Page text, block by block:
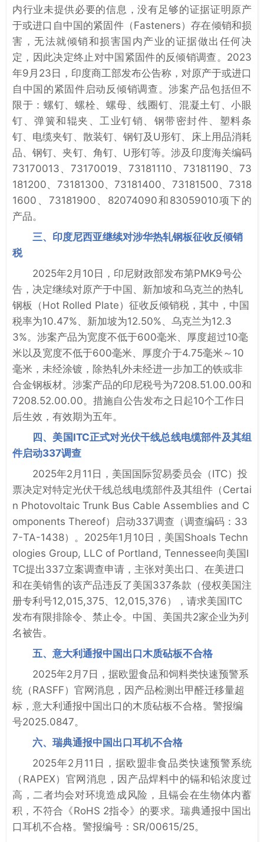
内行业未提供必要的信息，没有足够的证据证明原产
于或进口自中国的紧固件（Fasteners）存在倾销和损
害，无法就倾销和损害国内产业的证据做出任何决
定，因此决定终止对中国紧固件的反倾销调查。2023
年9月23日，印度商工部发布公告称，对原产于或进口
自中国的紧固件启动反倾销调查。涉案产品包括但不
限于：螺钉、螺栓、螺母、线圈钉、混凝土钉、小眼
钉、弹簧和辊夹、工业钉销、钢带密封件、塑料条
钉、电缆夹钉、散装钉、钢钉及U形钉、床上用品消耗
品、钢钉、夹钉、角钉、U形钉等。涉及印度海关编码
73170013、73170019、73181110、73181190、73
181200、73181300、73181400、73181500、7318
1600、73181900、82074090和83059010项下的
产品。
三、印度尼西亚继续对涉华热轧钢板征收反倾销
税
2025年2月10日，印尼财政部发布第PMK9号公
告，决定继续对原产于中国、新加坡和乌克兰的热轧
钢板（Hot Rolled Plate）征收反倾销税，其中，中国
税率为10.47%、新加坡为12.50%、乌克兰为12.3
3%。涉案产品为宽度不低于600毫米、厚度超过10毫
米以及宽度不低于600毫米、厚度介于4.75毫米～10
毫米，未经涂镀，除热轧外未经进一步加工的铁或非
合金钢板材。涉案产品的印尼税号为7208.51.00.00和
7208.52.00.00。措施自公告发布之日起10个工作日
后生效，有效期为五年。
四、美国ITC正式对光伏干线总线电缆部件及其组
件启动337调查
2025年2月11日，美国国际贸易委员会（ITC）投
票决定对特定光伏干线总线电缆部件及其组件（Certai
n Photovoltaic Trunk Bus Cable Assemblies and C
omponents Thereof）启动337调查（调查编码：33
7-TA-1438）。2025年1月10日，美国Shoals Techn
ologies Group, LLC of Portland, Tennessee向美国I
TC提出337立案调查申请，主张对美出口、在美进口
和在美销售的该产品违反了美国337条款（侵权美国注
册专利号12,015,375、12,015,376），请求美国ITC
发布有限排除令、禁止令。中国、美国共2家企业为列
名被告。
五、意大利通报中国出口木质砧板不合格
2025年2月7日，据欧盟食品和饲料类快速预警系
统（RASFF）官网消息，因产品检测出甲醛迁移量超
标，意大利通报中国出口的木质砧板不合格。警报编
号2025.0847。
六、瑞典通报中国出口耳机不合格
2025年2月11日，据欧盟非食品类快速预警系统
（RAPEX）官网消息，因产品焊料中的镉和铅浓度过
高，二者均会对环境造成风险，且镉会在生物体内蓄
积，不符合《RoHS 2指令》的要求。瑞典通报中国出
口耳机不合格。警报编号：SR/00615/25。